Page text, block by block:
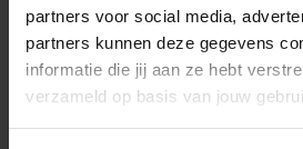
partners voor social media,
partners kunnen deze gegevens
informatie die jij aan ze hebt
verzameld op basis van jouw
Meer